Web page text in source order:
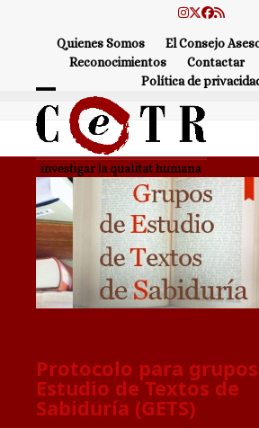
Instagram
Twitter
Facebook
RSS
Quienes Somos El Consejo
Reconocimientos
Contactar
Política de
Open
mobile
menu
Close
mobile
menu
Protocolo para
Estudio de Textos de
Sabiduría (GETS)